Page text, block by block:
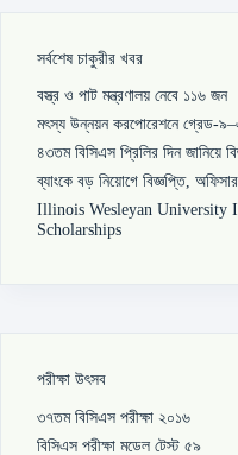
সর্বশেষ চাকুরীর খবর
বস্ত্র ও পাট মন্ত্রণালয় নেবে ১১৬ জন
মৎস্য উন্নয়ন করপোরেশনে গ্রেড-
৪৩তম বিসিএস প্রিলির দিন জানিয়ে
ব্যাংকে বড় নিয়োগে বিজ্ঞপ্তি,
Illinois Wesleyan University
Scholarships
পরীক্ষা উৎসব
৩৭তম বিসিএস পরীক্ষা ২০১৬
বিসিএস পরীক্ষা মডেল টেস্ট ৫৯